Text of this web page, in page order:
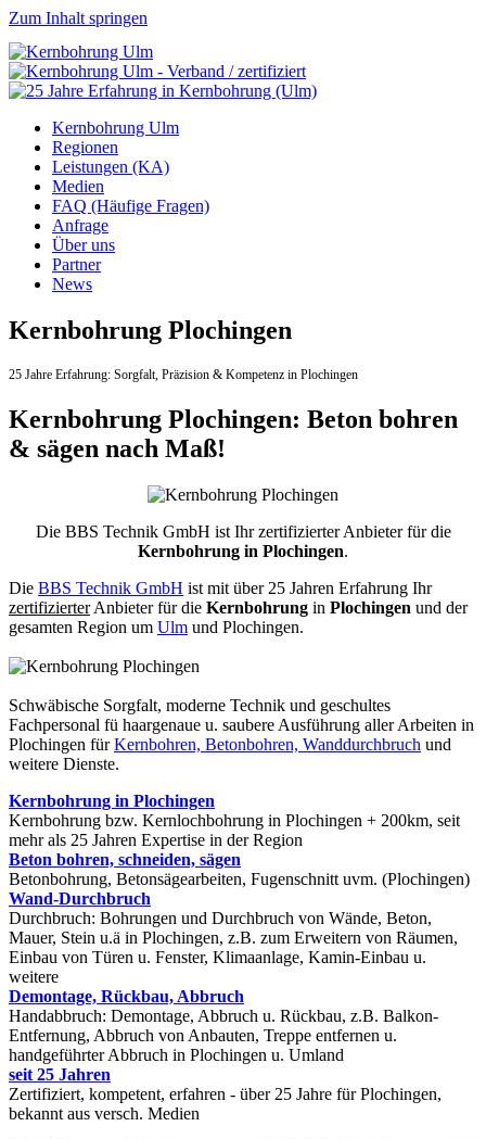
Zum Inhalt springen
Kernbohrung Ulm
Regionen
Leistungen (KA)
Medien
FAQ (Häufige Fragen)
Anfrage
Über uns
Partner
News
Kernbohrung Plochingen
25 Jahre Erfahrung: Sorgfalt, Präzision & Kompetenz in Plochingen
Kernbohrung Plochingen: Beton bohren
& sägen nach Maß!
Die BBS Technik GmbH ist Ihr zertifizierter Anbieter für die
Kernbohrung in Plochingen.
Die BBS Technik GmbH ist mit über 25 Jahren Erfahrung Ihr
zertifizierterAnbieter für die Kernbohrung in Plochingen und der
gesamten Region um Ulm und Plochingen.
Schwäbische Sorgfalt, moderne Technik und geschultes
Fachpersonal fü haargenaue u. saubere Ausführung aller Arbeiten in
Plochingen fürKernbohren, Betonbohren, Wanddurchbruch und
weitere Dienste.
Kernbohrung in Plochingen
Kernbohrung bzw. Kernlochbohrung in Plochingen + 200km, seit
mehr als 25 Jahren Expertise in der Region
Beton bohren, schneiden, sägen
Betonbohrung, Betonsägearbeiten, Fugenschnitt uvm. (Plochingen)
Wand-Durchbruch
Durchbruch: Bohrungen und Durchbruch von Wände, Beton,
Mauer, Stein u.ä in Plochingen, z.B. zum Erweitern von Räumen,
Einbau von Türen u. Fenster, Klimaanlage, Kamin-Einbau u.
weitere
Demontage, Rückbau, Abbruch
Handabbruch: Demontage, Abbruch u. Rückbau, z.B. Balkon-
Entfernung, Abbruch von Anbauten, Treppe entfernen u.
handgeführter Abbruch in Plochingen u. Umland
seit 25 Jahren
Zertifiziert, kompetent, erfahren - über 25 Jahre für Plochingen,
bekannt aus versch. Medien